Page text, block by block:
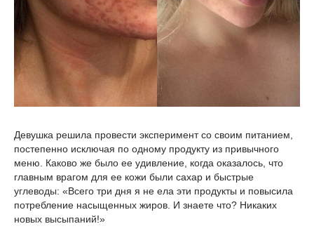
Девушка решила провести эксперимент со своим питанием,
постепенно исключая по одному продукту из привычного
меню. Каково же было ее удивление, когда оказалось, что
главным врагом для ее кожи были сахар и быстрые
углеводы: «Всего три дня я не ела эти продукты и повысила
потребление насыщенных жиров. И знаете что? Никаких
новых высыпаний!»